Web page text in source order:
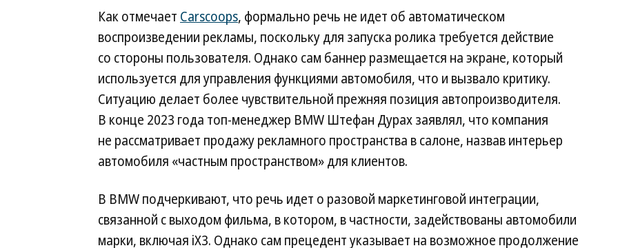
Как отмечает Carscoops, формально речь не идет об автоматическом
воспроизведении рекламы, поскольку для запуска ролика требуется действие
со стороны пользователя. Однако сам баннер размещается на экране, который
используется для управления функциями автомобиля, что и вызвало критику.
Ситуацию делает более чувствительной прежняя позиция автопроизводителя.
В конце 2023 года топ-менеджер BMW Штефан Дурах заявлял, что компания
не рассматривает продажу рекламного пространства в салоне, назвав интерьер
автомобиля «частным пространством» для клиентов.
В BMW подчеркивают, что речь идет о разовой маркетинговой интеграции,
связанной с выходом фильма, в котором, в частности, задействованы автомобили
марки, включая iX3. Однако сам прецедент указывает на возможное продолжение